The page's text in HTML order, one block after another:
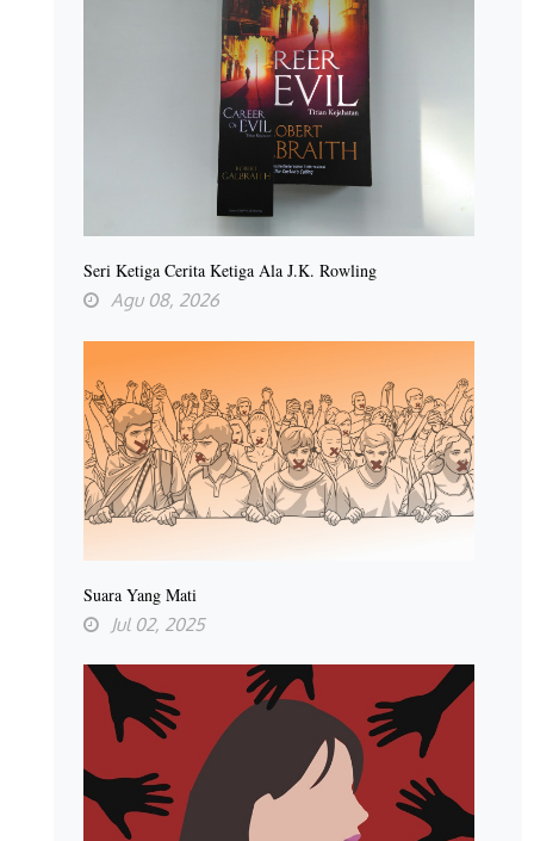
Seri Ketiga Cerita Ketiga Ala J.K. Rowling
Agu 08, 2026
Suara Yang Mati
Jul 02, 2025